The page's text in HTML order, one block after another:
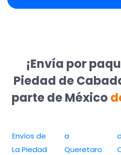
¡Envía por
Piedad de
parte de México
Envíos de
La Piedad
a
Queretaro